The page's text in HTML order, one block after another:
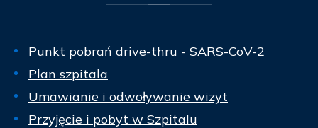
Punkt pobrań drive-thru - SARS-CoV-2
Plan szpitala
Umawianie i odwoływanie wizyt
Przyjęcie i pobyt w Szpitalu